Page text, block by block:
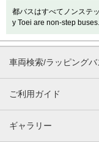
都バスはすべてノンステ
y Toei are non-step buses.
車両検索/ラッピング
ご利用ガイド
ギャラリー